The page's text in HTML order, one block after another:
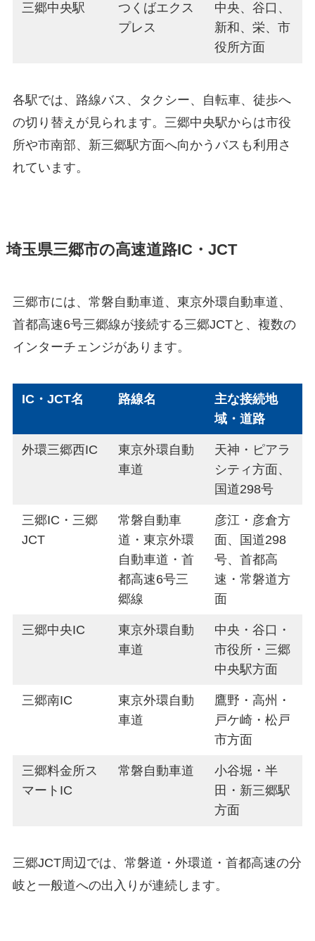
三郷中央駅
つくばエクス
プレス
中央、谷口、
新和、栄、市
役所方面
各駅では、路線バス、タクシー、自転車、徒歩へ
の切り替えが見られます。三郷中央駅からは市役
所や市南部、新三郷駅方面へ向かうバスも利用さ
れています。
埼玉県三郷市の高速道路IC・JCT
三郷市には、常磐自動車道、東京外環自動車道、
首都高速6号三郷線が接続する三郷JCTと、複数の
インターチェンジがあります。
IC・JCT名 路線名
主な接続地
域・道路
外環三郷西IC
東京外環自動
車道
天神・ピアラ
シティ方面、
国道298号
三郷IC・三郷
JCT
常磐自動車
道・東京外環
自動車道・首
都高速6号三
郷線
彦江・彦倉方
面、国道298
号、首都高
速・常磐道方
面
三郷中央IC
東京外環自動
車道
中央・谷口・
市役所・三郷
中央駅方面
三郷南IC
東京外環自動
車道
鷹野・高州・
戸ケ崎・松戸
市方面
三郷料金所ス
マートIC
常磐自動車道
小谷堀・半
田・新三郷駅
方面
三郷JCT周辺では、常磐道・外環道・首都高速の分
岐と一般道への出入りが連続します。